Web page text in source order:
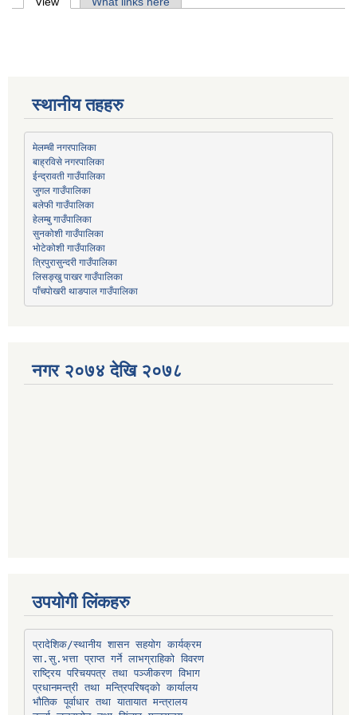
Primary tabs
स्थानीय तहहरु
मेलम्ची नगरपालिका
बाह्रविसे नगरपालिका
ईन्द्रावती गाउँपालिका
जुगल गाउँपालिका
बलेफी गाउँपालिका
हेलम्बु गाउँपालिका
सुनकोशी गाउँपालिका
भोटेकोशी गाउँपालिका
त्रिपुरासुन्दरी गाउँपालिका
लिसङ्खु पाखर गाउँपालिका
पाँचपोखरी थाङपाल गाउँपालिका
नगर २०७४ देखि २०७८
उपयोगी लिंकहरु
प्रादेशिक/स्थानीय शासन सहयोग कार्यक्रम
सा.सु.भत्ता प्राप्त गर्ने लाभग्राहिको विवरण
राष्ट्रिय परिचयपत्र तथा पञ्‍जीकरण विभाग
प्रधानमन्त्री तथा मन्त्रिपरिषद्को कार्यालय
भौतिक पूर्वाधार तथा यातायात मन्त्रालय